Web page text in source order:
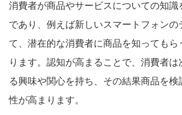
消費者が商品やサービスについての知識
であり、例えば新しいスマートフォンの
て、潜在的な消費者に商品を知ってもら
ります。認知が高まることで、消費者は
る興味や関心を持ち、その結果商品を
性が高まります。